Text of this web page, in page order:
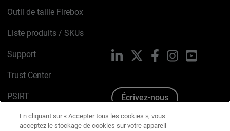
Outil de taille Firebox
Liste produits / SKUs
Support
Trust Center
PSIRT
Avis sur les cookies
LinkedIn FacebookInstagramYouTube
Écrivez-nous
En cliquant sur « Accepter tous les cookies », vous
acceptez le stockage de cookies sur votre appareil